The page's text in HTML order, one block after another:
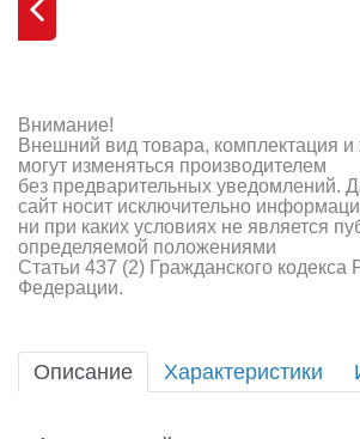
Судомодели
Аппаратура и электроника
Аккумуляторы и батарейки
Зарядные устройства и блоки питания
Двигатели
Инструмент,измерительные
Внимание!
Внешний вид товара, комплектация и
могут изменяться производителем
без предварительных уведомлений.
сайт носит исключительно
ни при каких условиях не является
определяемой положениями
Статьи 437 (2) Гражданского кодекса
Федерации.
Описание Характеристики